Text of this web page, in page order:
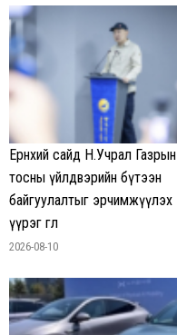
Ерөнхий сайд Н.Учрал Газрын
тосны үйлдвэрийн бүтээн
байгуулалтыг эрчимжүүлэх
үүрэг өглөө
2026-08-10